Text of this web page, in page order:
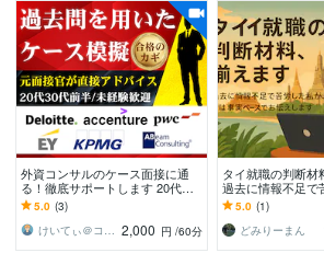
外資コンサルのケース面接に通
る！徹底サポートします 20代・3
0代前半／未経験・IT人材／元面
接官による模擬面接
5.0 (3)
けいてぃ＠コンサル転職アドバイザー 2,000 円 /60分
タイ就職の判断材
過去に情報不足で
今は事実ベースで
5.0 (1)
どみりーまん